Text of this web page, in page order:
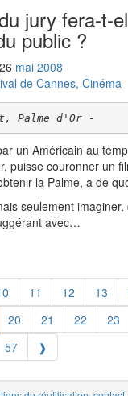
jury fera-t-
public ?
26 mai 2008
de Cannes, Cinéma
Palme d'Or -
un Américain au
puisse couronner un
la Palme, a de
seulement imaginer,
avec…
11 12 13
20 21 22 23
57 ❱